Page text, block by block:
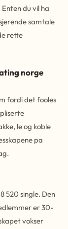
du vil ha
samtale
rette
norge
fordi det fooles
le og koble
pa
520 single. Den
er 30-
vokser